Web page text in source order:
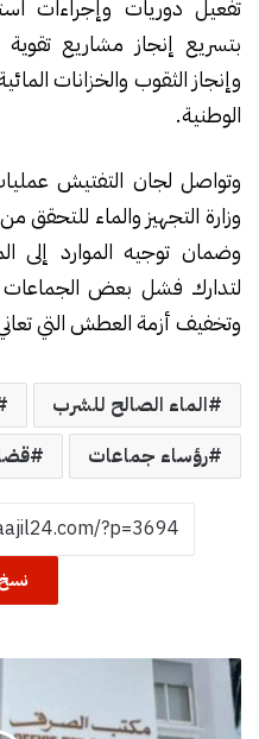
تفعيل دوريات وإجراءات
بتسريع إنجاز مشاريع تقوية
وإنجاز الثقوب والخزانات
الوطنية.
وتواصل لجان التفتيش
وزارة التجهيز والماء للتحقق
وضمان توجيه الموارد إلى
لتدارك فشل بعض الجماعات
وتخفيف أزمة العطش التي
الماء الصالح للشرب
رؤساء جماعات
نسخ
م
ك
ت